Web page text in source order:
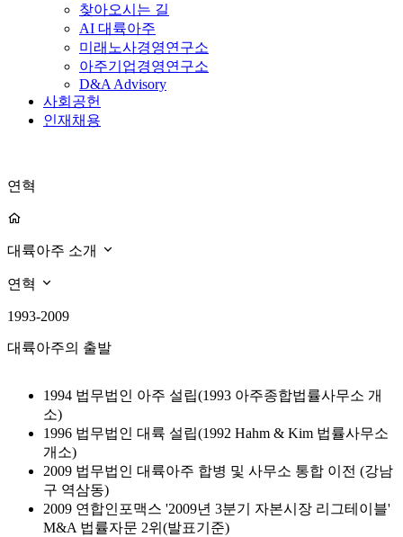
찾아오시는 길
AI 대륙아주
미래노사경영연구소
아주기업경영연구소
D&A Advisory
사회공헌
인재채용
연혁
대륙아주 소개
연혁
1993-2009
대륙아주의 출발
1994 법무법인 아주 설립(1993 아주종합법률사무소 개
소)
1996 법무법인 대륙 설립(1992 Hahm & Kim 법률사무소
개소)
2009 법무법인 대륙아주 합병 및 사무소 통합 이전 (강남
구 역삼동)
2009 연합인포맥스 '2009년 3분기 자본시장 리그테이블'
M&A 법률자문 2위(발표기준)